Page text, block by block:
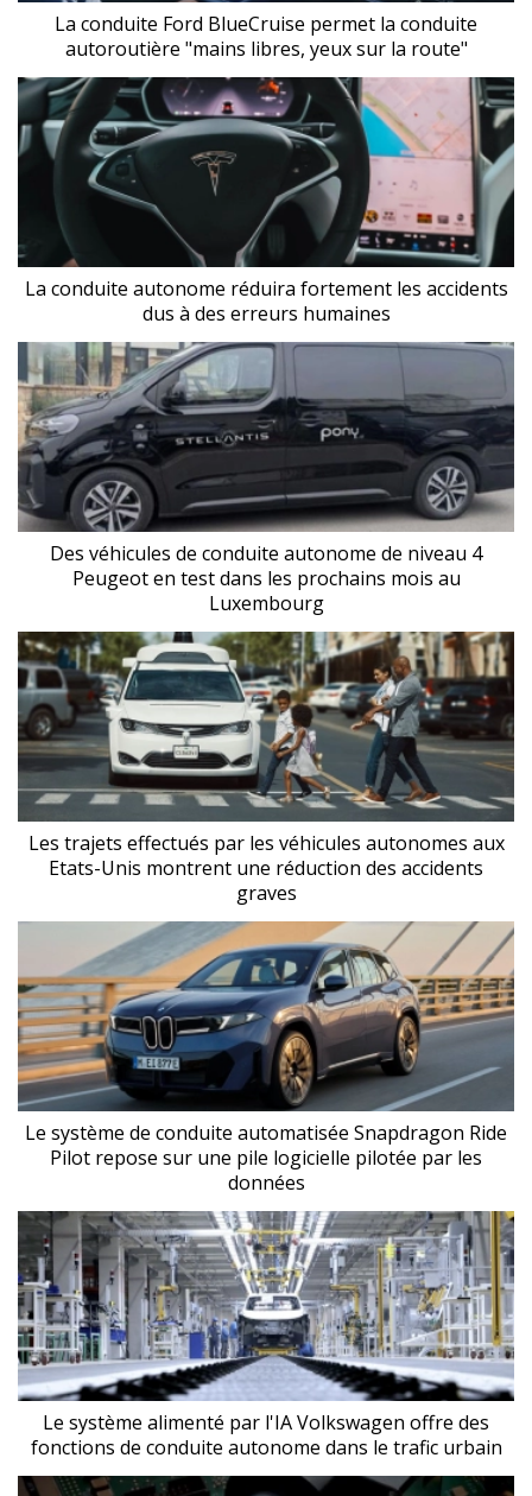
La conduite Ford BlueCruise permet la conduite
autoroutière "mains libres, yeux sur la route"
La conduite autonome réduira fortement les accidents
dus à des erreurs humaines
Des véhicules de conduite autonome de niveau 4
Peugeot en test dans les prochains mois au
Luxembourg
Les trajets effectués par les véhicules autonomes aux
Etats-Unis montrent une réduction des accidents
graves
Le système de conduite automatisée Snapdragon Ride
Pilot repose sur une pile logicielle pilotée par les
données
Le système alimenté par l'IA Volkswagen offre des
fonctions de conduite autonome dans le trafic urbain